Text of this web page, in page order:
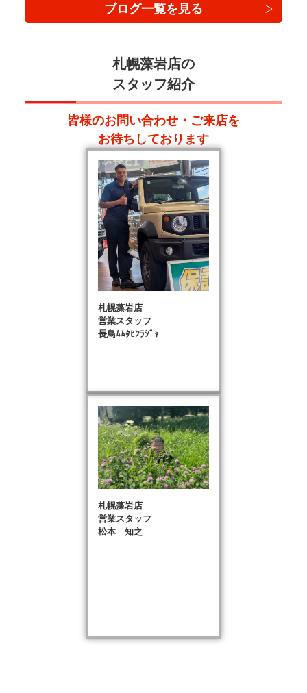
ブログ一覧を見る
札幌藻岩店の
スタッフ紹介
皆様のお問い合わせ・ご来店を
お待ちしております
札幌藻岩店
営業スタッフ
長鳥ﾑﾑﾀﾋﾝﾗｼﾞｬ
札幌藻岩店
営業スタッフ
松本 知之